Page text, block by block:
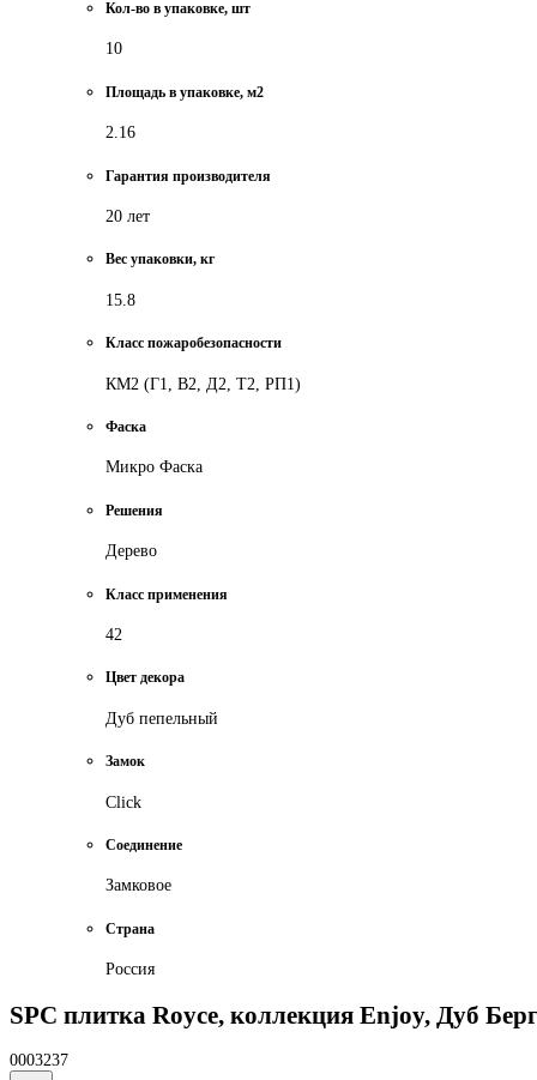
Кол-во в упаковке, шт
10
Площадь в упаковке, м2
2.16
Гарантия производителя
20 лет
Вес упаковки, кг
15.8
Класс пожаробезопасности
КМ2 (Г1, В2, Д2, Т2, РП1)
Фаска
Микро Фаска
Решения
Дерево
Класс применения
42
Цвет декора
Дуб пепельный
Замок
Click
Соединение
Замковое
Страна
Россия
SPC плитка Royce, коллекция Enjoy, Дуб
0003237